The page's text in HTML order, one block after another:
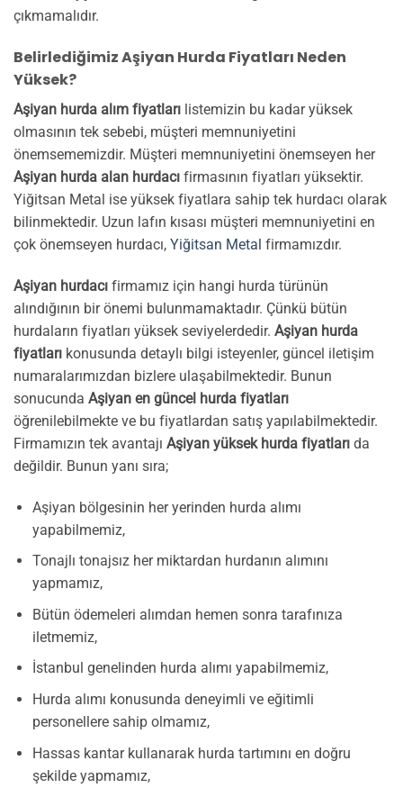
çıkmamalıdır.
Belirlediğimiz Aşiyan Hurda Fiyatları Neden
Yüksek?
Aşiyan hurda alım fiyatları listemizin bu kadar yüksek
olmasının tek sebebi, müşteri memnuniyetini
önemsememizdir. Müşteri memnuniyetini önemseyen her
Aşiyan hurda alan hurdacı firmasının fiyatları yüksektir.
Yiğitsan Metal ise yüksek fiyatlara sahip tek hurdacı olarak
bilinmektedir. Uzun lafın kısası müşteri memnuniyetini en
çok önemseyen hurdacı, Yiğitsan Metal firmamızdır.
Aşiyan hurdacı firmamız için hangi hurda türünün
alındığının bir önemi bulunmamaktadır. Çünkü bütün
hurdaların fiyatları yüksek seviyelerdedir. Aşiyan hurda
fiyatları konusunda detaylı bilgi isteyenler, güncel iletişim
numaralarımızdan bizlere ulaşabilmektedir. Bunun
sonucunda Aşiyan en güncel hurda fiyatları
öğrenilebilmekte ve bu fiyatlardan satış yapılabilmektedir.
Firmamızın tek avantajı Aşiyan yüksek hurda fiyatları da
değildir. Bunun yanı sıra;
Aşiyan bölgesinin her yerinden hurda alımı
yapabilmemiz,
Tonajlı tonajsız her miktardan hurdanın alımını
yapmamız,
Bütün ödemeleri alımdan hemen sonra tarafınıza
iletmemiz,
İstanbul genelinden hurda alımı yapabilmemiz,
Hurda alımı konusunda deneyimli ve eğitimli
personellere sahip olmamız,
Hassas kantar kullanarak hurda tartımını en doğru
şekilde yapmamız,